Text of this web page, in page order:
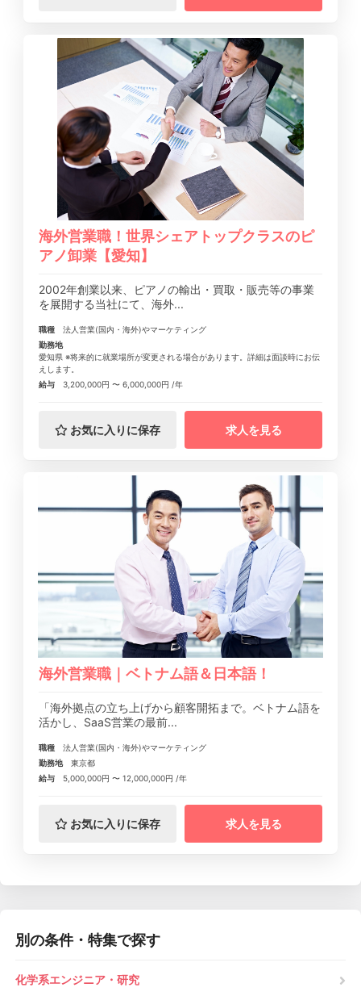
海外営業職！世界シェアトップクラスのピ
アノ卸業【愛知】
2002年創業以来、ピアノの輸出・買取・販売等の事業
を展開する当社にて、海外...
職種
法人営業(国内・海外)やマーケティング
勤務地
愛知県 ※将来的に就業場所が変更される場合があります。詳細は面談時にお伝
えします。
給与
3,200,000円 〜 6,000,000円 /年
お気に入りに保存 求人を見る
海外営業職｜ベトナム語＆日本語！
「海外拠点の立ち上げから顧客開拓まで。ベトナム語を
活かし、SaaS営業の最前...
職種
法人営業(国内・海外)やマーケティング
勤務地
東京都
給与
5,000,000円 〜 12,000,000円 /年
お気に入りに保存 求人を見る
別の条件・特集で探す
化学系エンジニア・研究